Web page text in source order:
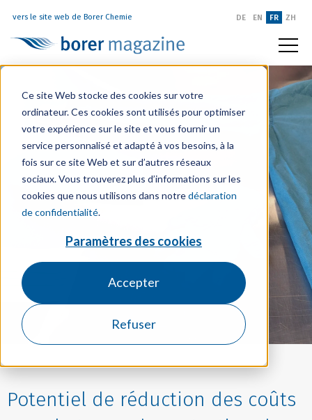
Ce site Web stocke des cookies sur votre
ordinateur. Ces cookies sont utilisés pour optimiser
votre expérience sur le site et vous fournir un
service personnalisé et adapté à vos besoins, à la
fois sur ce site Web et sur d’autres réseaux
sociaux. Vous trouverez plus d’informations sur les
cookies que nous utilisons dans notredéclaration
de confidentialité.
Paramètres des cookies
Accepter
Refuser
vers le site web de Borer Chemie DE EN FR ZH
Potentiel de réduction des coûts